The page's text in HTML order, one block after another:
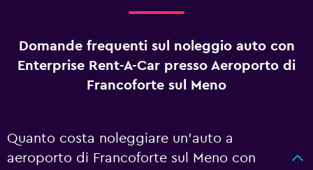
Domande frequenti sul noleggio auto con
Enterprise Rent-A-Car presso Aeroporto di
Francoforte sul Meno
Quanto costa noleggiare un'auto a
aeroporto di Francoforte sul Meno con